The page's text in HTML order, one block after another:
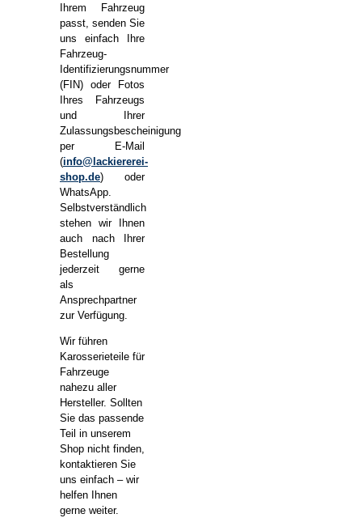
Ihrem Fahrzeug
passt, senden Sie
uns einfach Ihre
Fahrzeug-
Identifizierungsnummer
(FIN) oder Fotos
Ihres Fahrzeugs
und Ihrer
Zulassungsbescheinigung
per E-Mail
(info@lackiererei-
shop.de) oder
WhatsApp.
Selbstverständlich
stehen wir Ihnen
auch nach Ihrer
Bestellung
jederzeit gerne
als
Ansprechpartner
zur Verfügung.
Wir führen
Karosserieteile für
Fahrzeuge
nahezu aller
Hersteller. Sollten
Sie das passende
Teil in unserem
Shop nicht finden,
kontaktieren Sie
uns einfach – wir
helfen Ihnen
gerne weiter.